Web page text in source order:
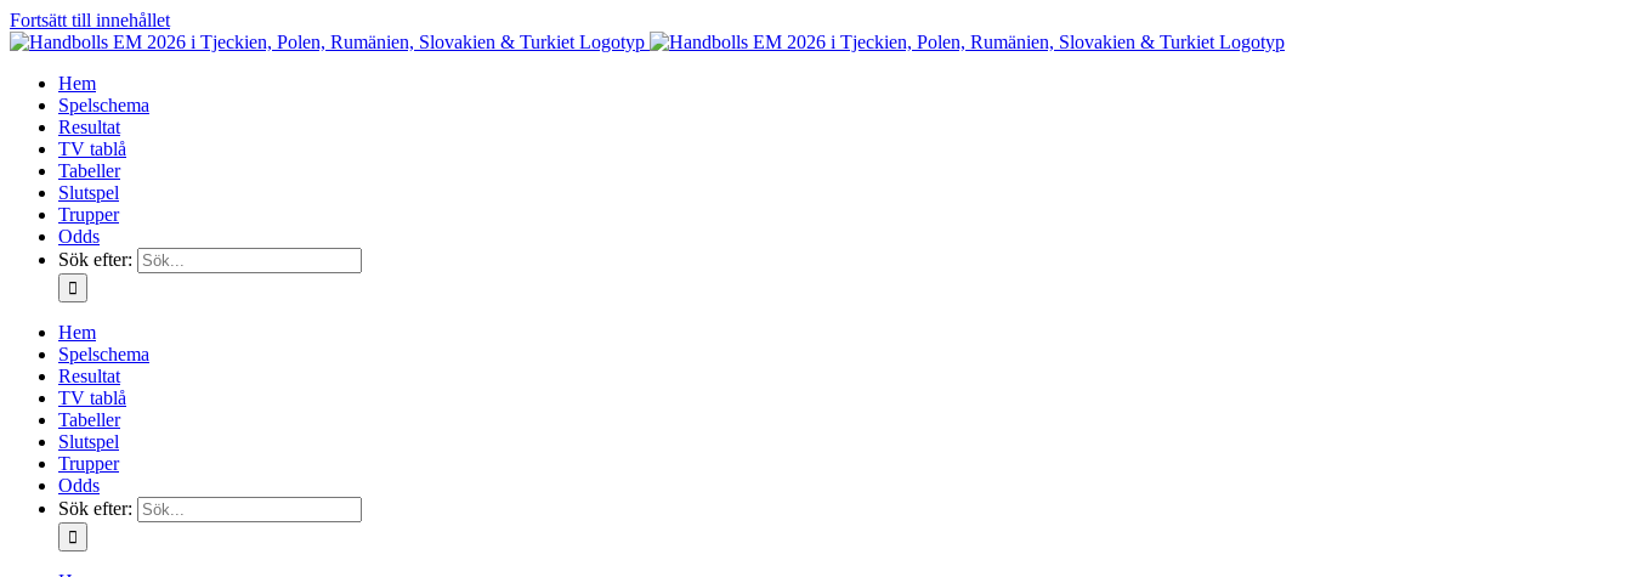
Fortsätt till innehållet
Hem
Spelschema
Resultat
TV tablå
Tabeller
Slutspel
Trupper
Odds
Sök efter:
Hem
Spelschema
Resultat
TV tablå
Tabeller
Slutspel
Trupper
Odds
Sök efter: